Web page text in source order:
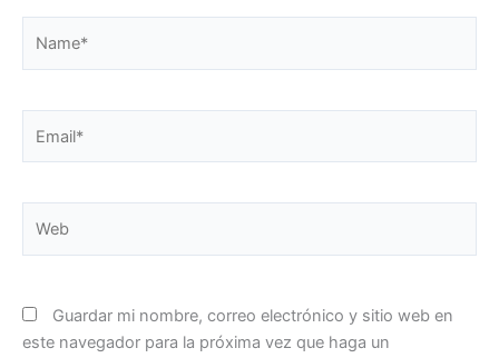
Guardar mi nombre, correo electrónico y sitio web en
este navegador para la próxima vez que haga un